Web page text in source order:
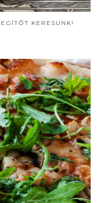
KERESÜNK!